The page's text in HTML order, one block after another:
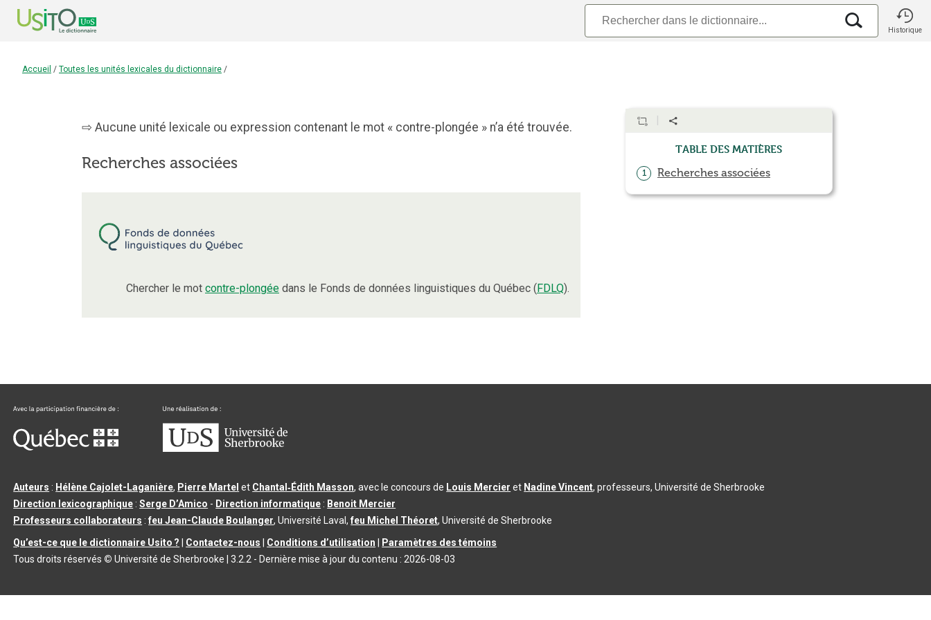
Historique
Accueil / Toutes les unités lexicales du dictionnaire /
Aucune unité lexicale ou expression contenant le mot « contre-plongée » n’a été trouvée.
Recherches associées
Chercher le mot contre-plongée dans le Fonds de données linguistiques du Québec (FDLQ).
Table des matières
1 Recherches associées
Auteurs : Hélène Cajolet-Laganière, Pierre Martel et Chantal‑Édith Masson, avec le concours de Louis Mercier et Nadine Vincent, professeurs, Université de Sherbrooke
Direction lexicographique :Serge D’Amico - Direction informatique : Benoit Mercier
Professeurs collaborateurs :feu Jean-Claude Boulanger, Université Laval,feu Michel Théoret, Université de Sherbrooke
Qu’est-ce que le dictionnaire Usito ?
Contactez-nous Conditions d’utilisation
Paramètres des témoins
Tous droits réservés © Université de Sherbrooke |3.2.2 - Dernière mise à jour du contenu : 2026-08-03